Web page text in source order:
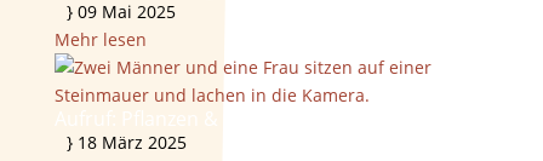
}09 Mai 2025
Mehr lesen
}18 März 2025